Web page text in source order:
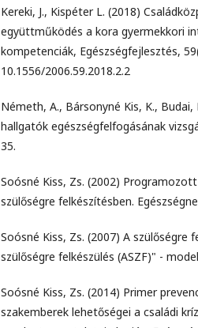
Kereki, J., Kispéter L. (2018)
együttműködés a kora gyermekkori
kompetenciák, Egészségfejlesztés,
10.1556/2006.59.2018.2.2
Németh, A., Bársonyné Kis, K., Budai,
hallgatók egészségfelfogásának
35.
Soósné Kiss, Zs. (2002)
szülőségre felkészítésben.
Soósné Kiss, Zs. (2007) A szülőségre
szülőségre felkészülés (ASZF)" -
Soósné Kiss, Zs. (2014) Primer
szakemberek lehetőségei a családi